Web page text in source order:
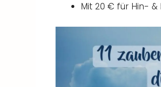
Mit 20 € für Hin-